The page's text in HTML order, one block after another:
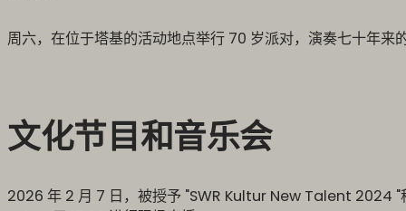
周六，在位于塔基的活动地点举行 70 岁派对，演奏七十年
文化节目和音乐会
2026 年 2 月 7 日，被授予 "SWR Kultur New Talent 2024